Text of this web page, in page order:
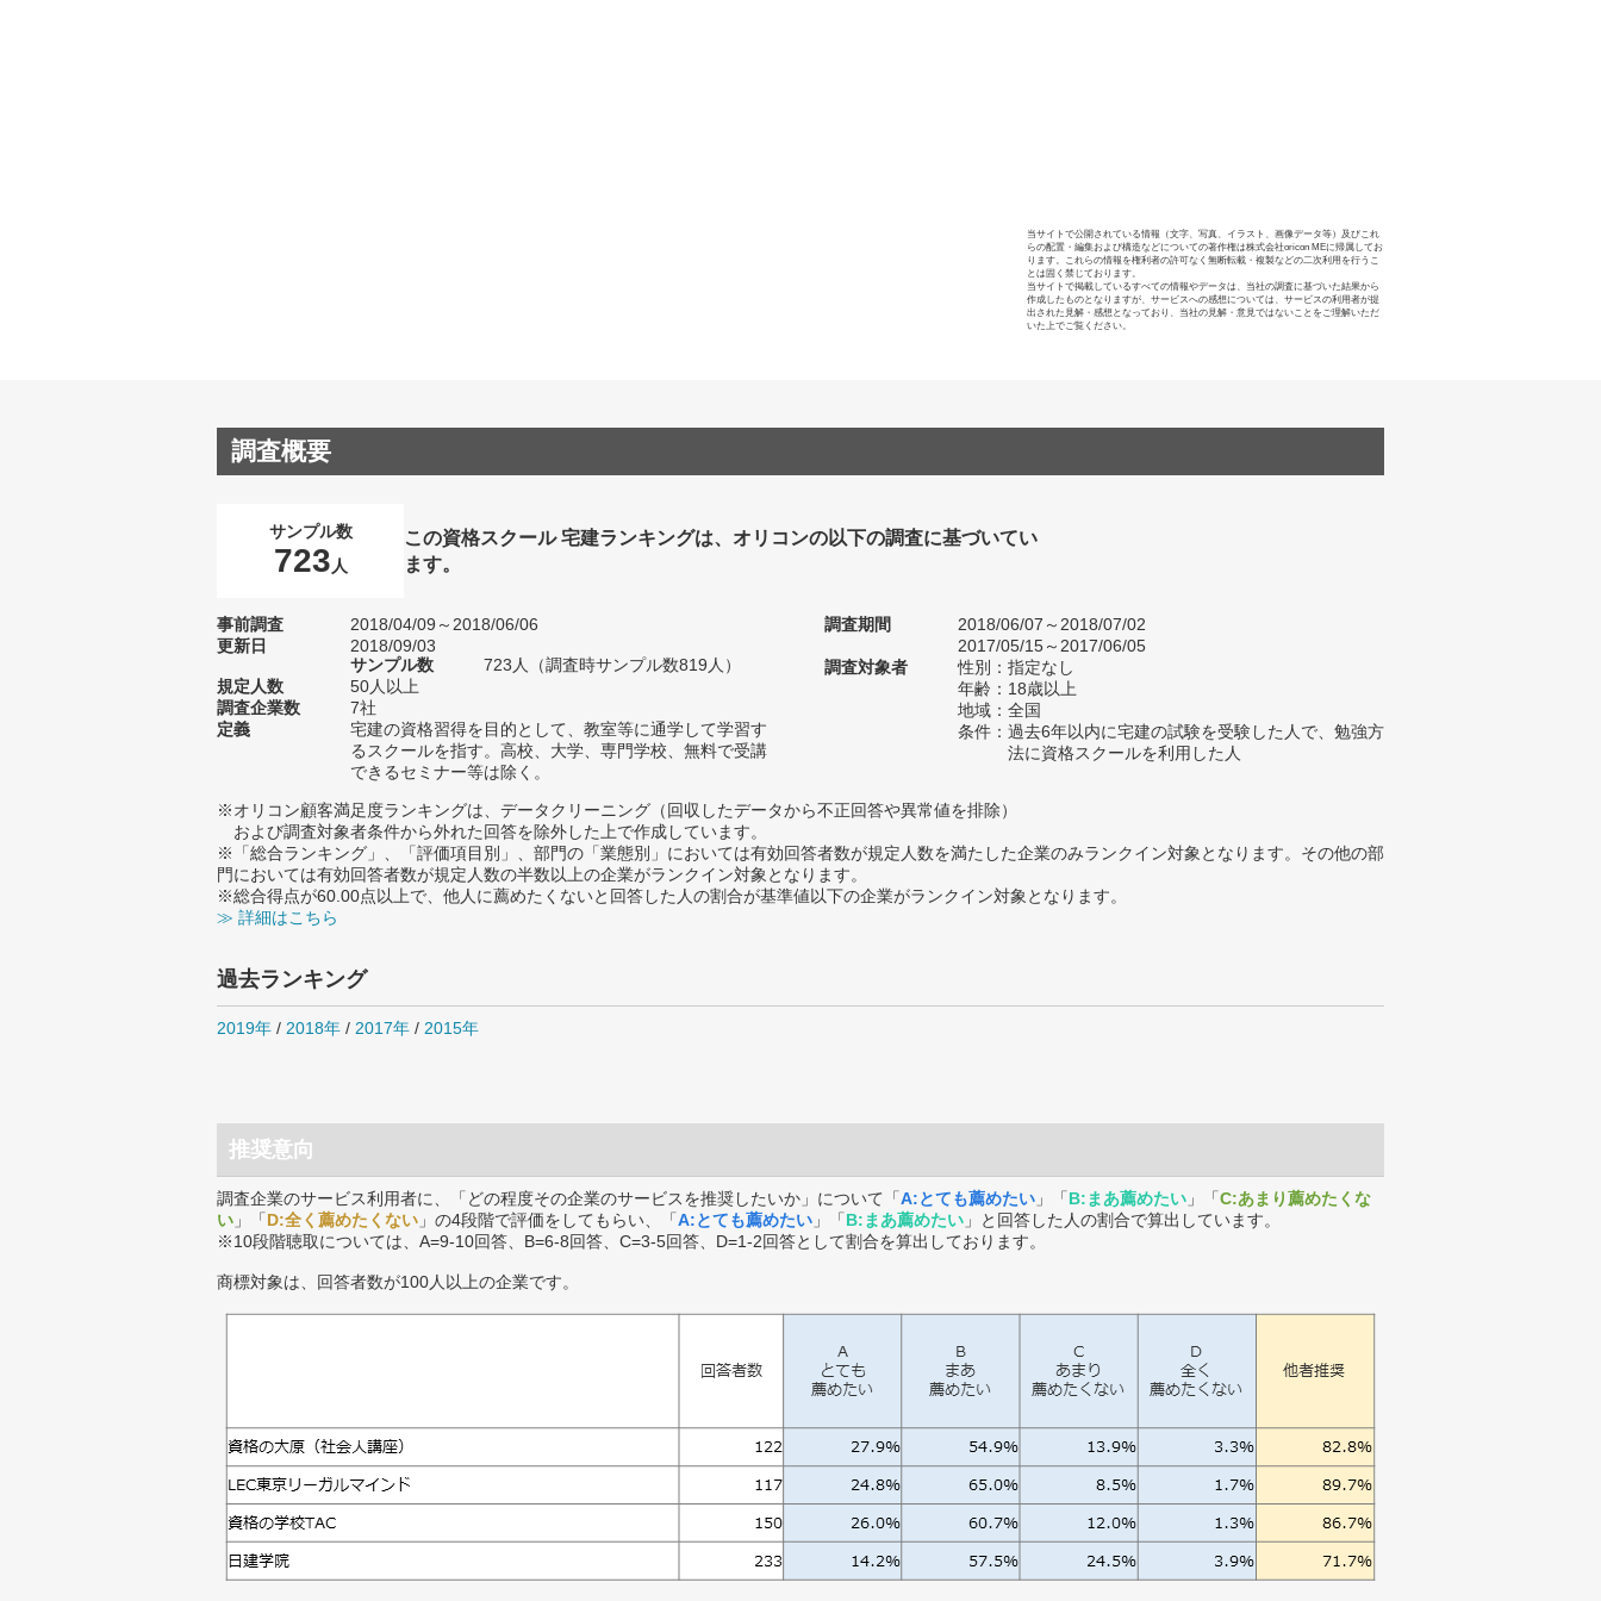
当サイトで公開されている情報（文字、写真、イラスト、画像データ等）及びこれ
らの配置・編集および構造などについての著作権は株式会社oricon MEに帰属してお
ります。これらの情報を権利者の許可なく無断転載・複製などの二次利用を行うこ
とは固く禁じております。
当サイトで掲載しているすべての情報やデータは、当社の調査に基づいた結果から
作成したものとなりますが、サービスへの感想については、サービスの利用者が提
出された見解・感想となっており、当社の見解・意見ではないことをご理解いただ
いた上でご覧ください。
調査概要
サンプル数
723 人
この資格スクール 宅建ランキングは、オリコンの以下の調査に基づいてい
ます。
事前調査
2018/04/09～2018/06/06
更新日
2018/09/03
サンプル数
723人（調査時サンプル数819人）
規定人数
50人以上
調査企業数
7社
定義
宅建の資格習得を目的として、教室等に通学して学習す
るスクールを指す。高校、大学、専門学校、無料で受講
できるセミナー等は除く。
調査期間
2018/06/07～2018/07/02
2017/05/15～2017/06/05
調査対象者
性別：指定なし
年齢：18歳以上
地域：全国
条件：過去6年以内に宅建の試験を受験した人で、勉強方
法に資格スクールを利用した人
※オリコン顧客満足度ランキングは、データクリーニング（回収したデータから不正回答や異常値を排除）
および調査対象者条件から外れた回答を除外した上で作成しています。
※「総合ランキング」、「評価項目別」、部門の「業態別」においては有効回答者数が規定人数を満たした企業のみランクイン対象となります。その他の部
門においては有効回答者数が規定人数の半数以上の企業がランクイン対象となります。
※総合得点が60.00点以上で、他人に薦めたくないと回答した人の割合が基準値以下の企業がランクイン対象となります。
≫ 詳細はこちら
過去ランキング
2019年 / 2018年 / 2017年 / 2015年
推奨意向
調査企業のサービス利用者に、「どの程度その企業のサービスを推奨したいか」について「A:とても薦めたい 」「B:まあ薦めたい 」「C:あまり薦めたくな
い 」「D:全く薦めたくない 」の4段階で評価をしてもらい、「A:とても薦めたい 」「B:まあ薦めたい 」と回答した人の割合で算出しています。
※10段階聴取については、A=9-10回答、B=6-8回答、C=3-5回答、D=1-2回答として割合を算出しております。
商標対象は、回答者数が100人以上の企業です。